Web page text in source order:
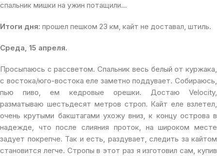
спальник мишки на ужин потащили…
Итоги дня: прошел пешком 23 км, кайт не доставал, штиль.
Среда, 15 апреля.
Просыпаюсь с рассветом. Спальник весь белый от куржака,
с востока/юго-востока еле заметно поддувает. Собираюсь,
пью пиво, ем кедровые орешки. Достаю Velocity,
разматываю шестьдесят метров строп. Кайт еле взлетел,
очень крутыми бакштагами ухожу вниз, к концу острова в
надежде, что после слияния проток, на широком месте
задует покрепче. Так и есть, раздувает, следить за кайтом
становится легче. Стропы в этот раз я изготовил сам, купив